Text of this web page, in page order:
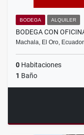
BODEGA ALQUILER
BODEGA CON
Machala, El Oro, Ecuador
0 Habitaciones
1 Baño